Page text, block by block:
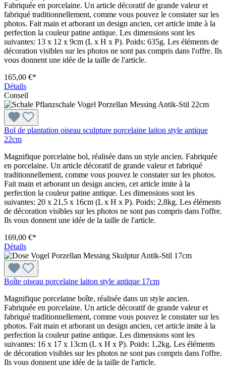
Fabriquée en porcelaine. Un article décoratif de grande valeur et
fabriqué traditionnellement, comme vous pouvez le constater sur les
photos. Fait main et arborant un design ancien, cet article imite à la
perfection la couleur patine antique. Les dimensions sont les
suivantes: 13 x 12 x 9cm (L x H x P). Poids: 635g. Les éléments de
décoration visibles sur les photos ne sont pas compris dans l'offre. Ils
vous donnent une idée de la taille de l'article.
165,00 €*
Détails
Conseil
Bol de plantation oiseau sculpture porcelaine laiton style antique
22cm
Magnifique porcelaine bol, réalisée dans un style ancien. Fabriquée
en porcelaine. Un article décoratif de grande valeur et fabriqué
traditionnellement, comme vous pouvez le constater sur les photos.
Fait main et arborant un design ancien, cet article imite à la
perfection la couleur patine antique. Les dimensions sont les
suivantes: 20 x 21,5 x 16cm (L x H x P). Poids: 2,8kg. Les éléments
de décoration visibles sur les photos ne sont pas compris dans l'offre.
Ils vous donnent une idée de la taille de l'article.
169,00 €*
Détails
Boîte oiseau porcelaine laiton style antique 17cm
Magnifique porcelaine boîte, réalisée dans un style ancien.
Fabriquée en porcelaine. Un article décoratif de grande valeur et
fabriqué traditionnellement, comme vous pouvez le constater sur les
photos. Fait main et arborant un design ancien, cet article imite à la
perfection la couleur patine antique. Les dimensions sont les
suivantes: 16 x 17 x 13cm (L x H x P). Poids: 1,2kg. Les éléments
de décoration visibles sur les photos ne sont pas compris dans l'offre.
Ils vous donnent une idée de la taille de l'article.